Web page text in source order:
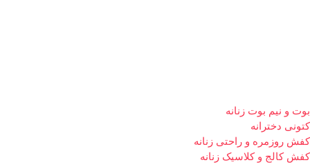
بوت و نیم بوت زنانه
کتونی دخترانه
کفش روزمره و راحتی زنانه
کفش کالج و کلاسیک زنانه